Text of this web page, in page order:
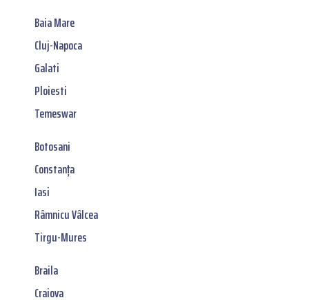
Baia Mare
Cluj-Napoca
Galati
Ploiesti
Temeswar
Botosani
Constanța
Iasi
Râmnicu Vâlcea
Tirgu-Mures
Braila
Craiova